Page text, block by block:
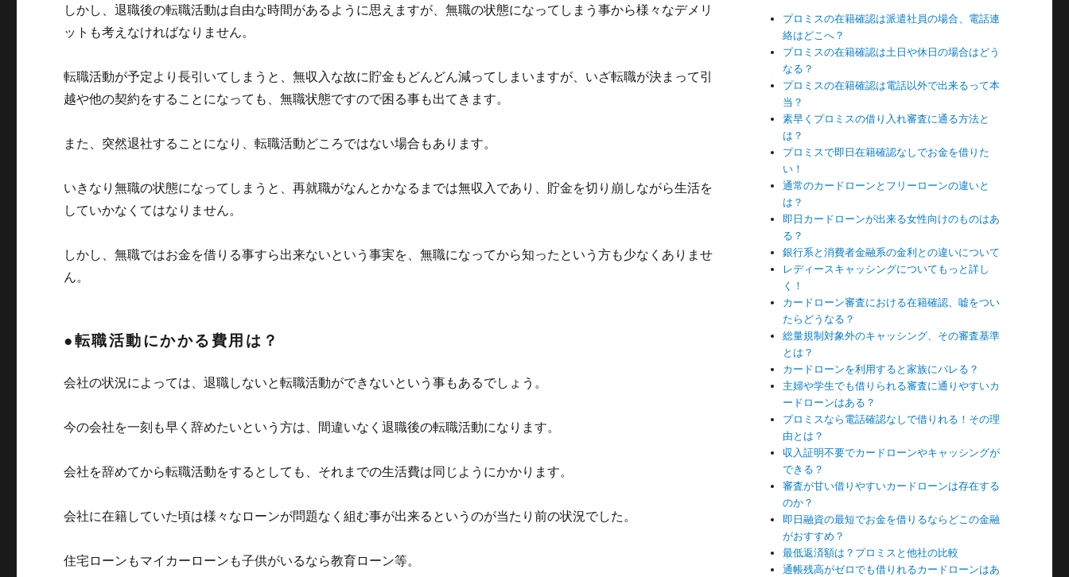
しかし、退職後の転職活動は自由な時間があるように思えますが、無職の状態になってしまう事から様々なデメリ
ットも考えなければなりません。
転職活動が予定より長引いてしまうと、無収入な故に貯金もどんどん減ってしまいますが、いざ転職が決まって引
越や他の契約をすることになっても、無職状態ですので困る事も出てきます。
また、突然退社することになり、転職活動どころではない場合もあります。
いきなり無職の状態になってしまうと、再就職がなんとかなるまでは無収入であり、貯金を切り崩しながら生活を
していかなくてはなりません。
しかし、無職ではお金を借りる事すら出来ないという事実を、無職になってから知ったという方も少なくありませ
ん。
●転職活動にかかる費用は？
会社の状況によっては、退職しないと転職活動ができないという事もあるでしょう。
今の会社を一刻も早く辞めたいという方は、間違いなく退職後の転職活動になります。
会社を辞めてから転職活動をするとしても、それまでの生活費は同じようにかかります。
会社に在籍していた頃は様々なローンが問題なく組む事が出来るというのが当たり前の状況でした。
住宅ローンもマイカーローンも子供がいるなら教育ローン等。
プロミスの在籍確認は派遣社員の場合、電話連
絡はどこへ？
プロミスの在籍確認は土日や休日の場合はどう
なる？
プロミスの在籍確認は電話以外で出来るって本
当？
素早くプロミスの借り入れ審査に通る方法と
は？
プロミスで即日在籍確認なしでお金を借りた
い！
通常のカードローンとフリーローンの違いと
は？
即日カードローンが出来る女性向けのものはあ
る？
銀行系と消費者金融系の金利との違いについて
レディースキャッシングについてもっと詳し
く！
カードローン審査における在籍確認、嘘をつい
たらどうなる？
総量規制対象外のキャッシング、その審査基準
とは？
カードローンを利用すると家族にバレる？
主婦や学生でも借りられる審査に通りやすいカ
ードローンはある？
プロミスなら電話確認なしで借りれる！その理
由とは？
収入証明不要でカードローンやキャッシングが
できる？
審査が甘い借りやすいカードローンは存在する
のか？
即日融資の最短でお金を借りるならどこの金融
がおすすめ？
最低返済額は？プロミスと他社の比較
通帳残高がゼロでも借りれるカードローンはあ